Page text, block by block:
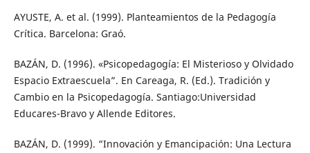
AYUSTE, A. et al. (1999). Planteamientos de la Pedagogía
Crítica. Barcelona: Graó.
BAZÁN, D. (1996). «Psicopedagogía: El Misterioso y Olvidado
Espacio Extraescuela”. En Careaga, R. (Ed.). Tradición y
Cambio en la Psicopedagogía. Santiago:Universidad
Educares-Bravo y Allende Editores.
BAZÁN, D. (1999). “Innovación y Emancipación: Una Lectura